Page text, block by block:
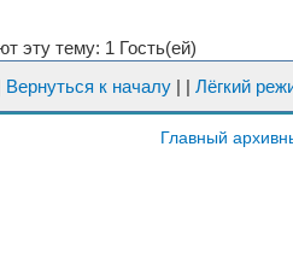
эту тему: 1 Гость(ей)
Вернуться к началу | | Лёгкий
Главный